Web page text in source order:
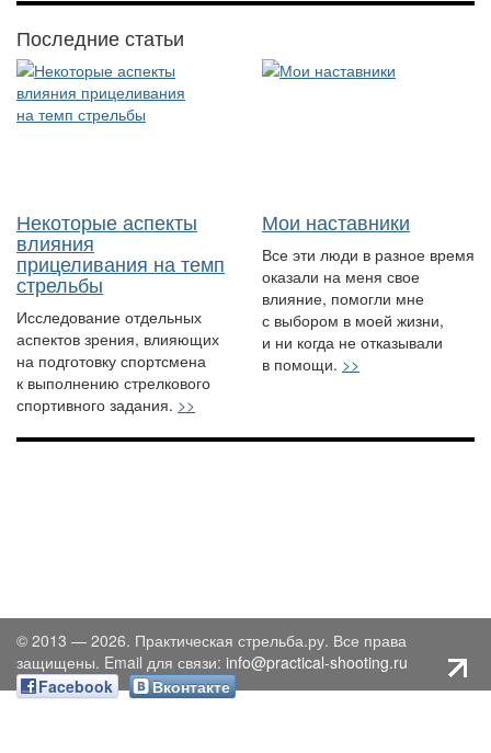
Последние статьи
Некоторые аспекты
влияния
прицеливания на темп
стрельбы
Исследование отдельных
аспектов зрения, влияющих
на подготовку спортсмена
к выполнению стрелкового
спортивного задания. >>
Мои наставники
Все эти люди в разное время
оказали на меня свое
влияние, помогли мне
с выбором в моей жизни,
и ни когда не отказывали
в помощи. >>
© 2013 — 2026. Практическая стрельба.ру. Все права
защищены. Email для связи: info@practical-shooting.ru
Facebook
Вконтакте